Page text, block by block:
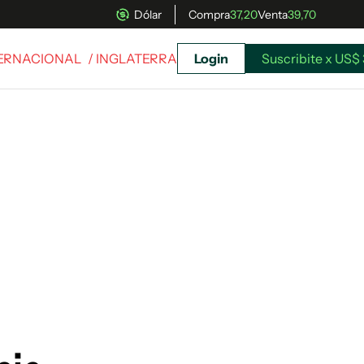
Dólar Compra37,20Venta39,70
/ INGLATERRA Login Suscribite x US$